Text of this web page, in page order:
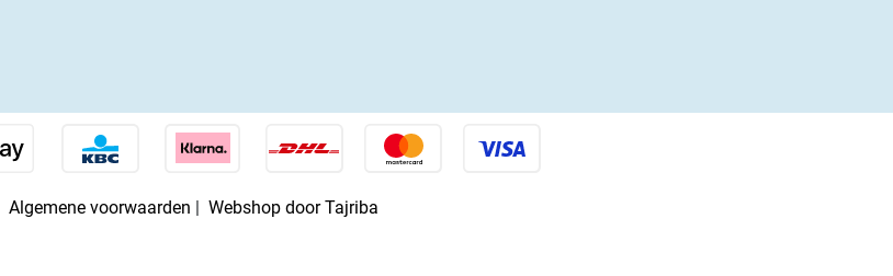
Algemene voorwaarden | Webshop door Tajriba